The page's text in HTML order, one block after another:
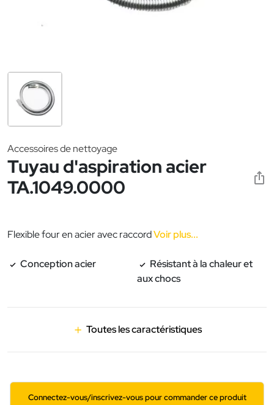
Accessoires de nettoyage
Tuyau d'aspiration acier
TA.1049.0000
Flexible four en acier avec raccordVoir plus...
Conception acier
Résistant à la chaleur et
aux chocs
Toutes les caractéristiques
Connectez-vous/inscrivez-vous pour commander ce produit